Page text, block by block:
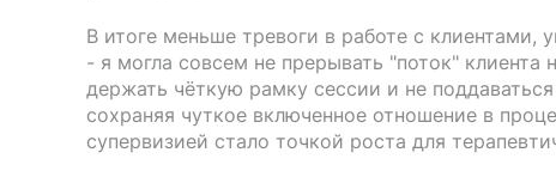
В итоге меньше тревоги в работе с клиентами,
- я могла совсем не прерывать "поток" клиента
держать чёткую рамку сессии и не
сохраняя чуткое включенное отношение в
супервизией стало точкой роста для